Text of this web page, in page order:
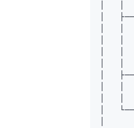
   ├──
   ├──
   └──